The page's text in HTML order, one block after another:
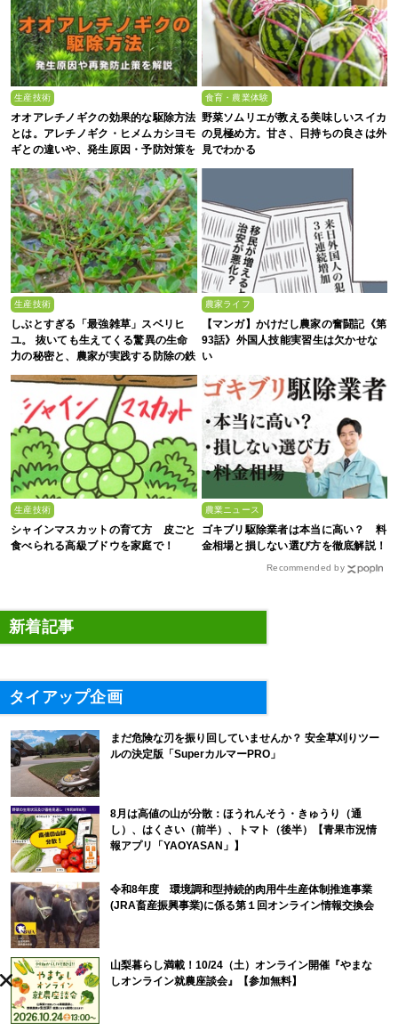
生産技術
オオアレチノギクの効果的な駆除方法
とは。アレチノギク・ヒメムカシヨモ
ギとの違いや、発生原因・予防対策を
解説
食育・農業体験
野菜ソムリエが教える美味しいスイカ
の見極め方。甘さ、日持ちの良さは外
見でわかる
生産技術
しぶとすぎる「最強雑草」スベリヒ
ユ。 抜いても生えてくる驚異の生命
力の秘密と、農家が実践する防除の鉄
農家ライフ
【マンガ】かけだし農家の奮闘記《第
93話》外国人技能実習生は欠かせな
い
生産技術
シャインマスカットの育て方 皮ごと
食べられる高級ブドウを家庭で！
農業ニュース
ゴキブリ駆除業者は本当に高い？ 料
金相場と損しない選び方を徹底解説！
Recommended by
新着記事
タイアップ企画
まだ危険な刃を振り回していませんか？ 安全草刈りツー
ルの決定版「SuperカルマーPRO」
8月は高値の山が分散：ほうれんそう・きゅうり（通
し）、はくさい（前半）、トマト（後半）【青果市況情
報アプリ「YAOYASAN」】
令和8年度 環境調和型持続的肉用牛生産体制推進事業
(JRA畜産振興事業)に係る第１回オンライン情報交換会
山梨暮らし満載！10/24（土）オンライン開催『やまな
しオンライン就農座談会』【参加無料】